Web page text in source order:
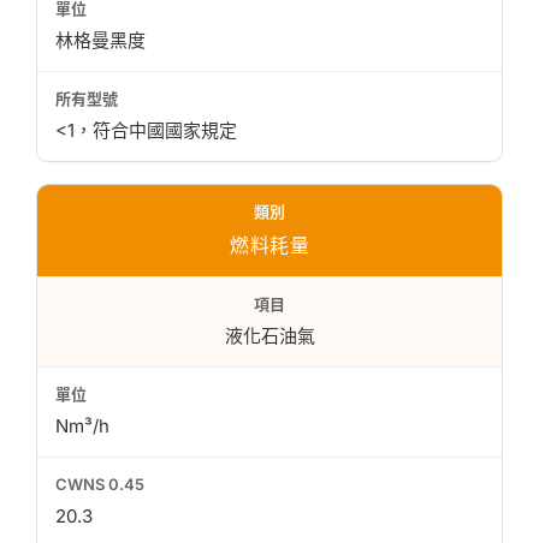
林格曼黑度
<1，符合中國國家規定
燃料耗量
液化石油氣
Nm³/h
20.3